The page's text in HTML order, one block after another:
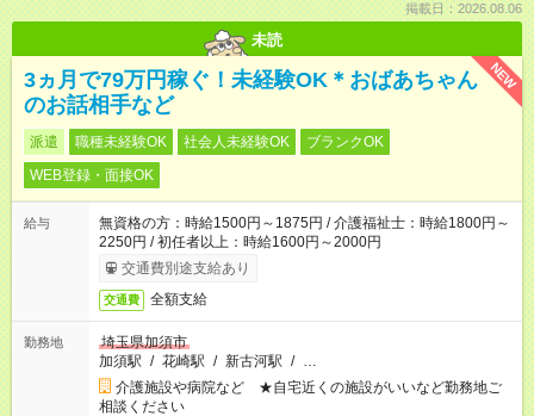
掲載日：2026.08.06
未読
NEW
3ヵ月で79万円稼ぐ！未経験OK＊おばあちゃん
のお話相手など
派遣 職種未経験OK 社会人未経験OK
ブランクOK
WEB登録・面接OK
給与
無資格の方：時給1500円～1875円 / 介護福祉士：時給1800円～
2250円 / 初任者以上：時給1600円～2000円
交通費別途支給あり
交通費 全額支給
勤務地
埼玉県加須市
加須駅 / 花崎駅 / 新古河駅 / …
介護施設や病院など ★自宅近くの施設がいいなど勤務地ご
相談ください